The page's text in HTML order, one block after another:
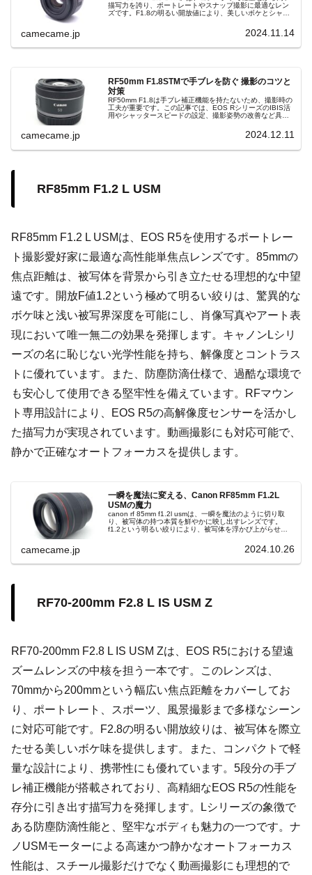
描写力を誇り、ポートレートやスナップ撮影に最適なレン
ズです。F1.8の明るい開放値により、美しいボケとシャー
力を与えます。EOS Rシリーズとの組み合わせで幅広いシ
ーンに対応でき、静音性に優れたSTMモーターが自然な撮
camecame.jp 2024.11.14
RF50mm F1.8STMで手ブレを防ぐ 撮影のコツと
対策
RF50mm F1.8は手ブレ補正機能を持たないため、撮影時の
工夫が重要です。この記事では、EOS RシリーズのIBIS活
用やシャッタースピードの設定、撮影姿勢の改善など具体
camecame.jp 2024.12.11
RF85mm F1.2 L USM
RF85mm F1.2 L USMは、EOS R5を使用するポートレー
ト撮影愛好家に最適な高性能単焦点レンズです。85mmの
焦点距離は、被写体を背景から引き立たせる理想的な中望
遠です。開放F値1.2という極めて明るい絞りは、驚異的な
ボケ味と浅い被写界深度を可能にし、肖像写真やアート表
現において唯一無二の効果を発揮します。キャノンLシリ
ーズの名に恥じない光学性能を持ち、解像度とコントラス
トに優れています。また、防塵防滴仕様で、過酷な環境で
も安心して使用できる堅牢性を備えています。RFマウン
ト専用設計により、EOS R5の高解像度センサーを活かし
た描写力が実現されています。動画撮影にも対応可能で、
静かで正確なオートフォーカスを提供します。
一瞬を魔法に変える、Canon RF85mm F1.2L
USMの魔力
canon rf 85mm f1.2l usmは、一瞬を魔法のように切り取
り、被写体の持つ本質を鮮やかに映し出すレンズです。
f1.2という明るい絞りにより、被写体を浮かび上がらせ、
れない独特の立体感と奥行きが生まれます。さらにascコー
ティングが施されているため、逆光や強い光源の下でもク
感や光の美しさを余すところなく表現できるこのレンズ
camecame.jp 2024.10.26
RF70-200mm F2.8 L IS USM Z
RF70-200mm F2.8 L IS USM Zは、EOS R5における望遠
ズームレンズの中核を担う一本です。このレンズは、
70mmから200mmという幅広い焦点距離をカバーしてお
り、ポートレート、スポーツ、風景撮影まで多様なシーン
に対応可能です。F2.8の明るい開放絞りは、被写体を際立
たせる美しいボケ味を提供します。また、コンパクトで軽
量な設計により、携帯性にも優れています。5段分の手ブ
レ補正機能が搭載されており、高精細なEOS R5の性能を
存分に引き出す描写力を発揮します。Lシリーズの象徴で
ある防塵防滴性能と、堅牢なボディも魅力の一つです。ナ
ノUSMモーターによる高速かつ静かなオートフォーカス
性能は、スチール撮影だけでなく動画撮影にも理想的で